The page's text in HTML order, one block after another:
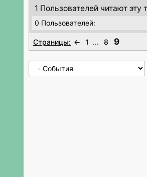
1 Пользователей читают эту
0 Пользователей:
Страницы: ← 1 ... 8 9